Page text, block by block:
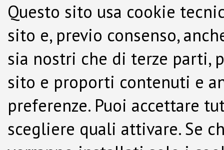
Questo sito usa cookie
sito e, previo consenso,
sia nostri che di terze parti,
sito e proporti contenuti e
preferenze. Puoi accettare
scegliere quali attivare. Se